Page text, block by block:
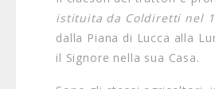
istituita da Coldiretti nel
dalla Piana di Lucca alla
il Signore nella sua Casa.